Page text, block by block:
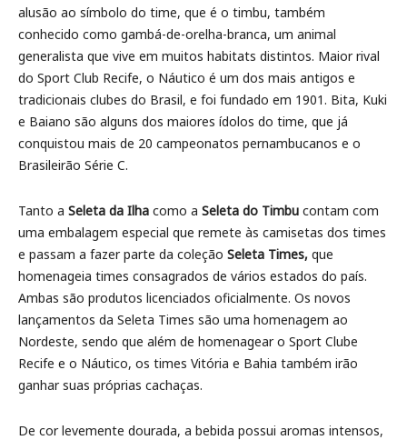
alusão ao símbolo do time, que é o timbu, também
conhecido como gambá-de-orelha-branca, um animal
generalista que vive em muitos habitats distintos. Maior rival
do Sport Club Recife, o Náutico é um dos mais antigos e
tradicionais clubes do Brasil, e foi fundado em 1901. Bita, Kuki
e Baiano são alguns dos maiores ídolos do time, que já
conquistou mais de 20 campeonatos pernambucanos e o
Brasileirão Série C.
Tanto a Seleta da Ilha como a Seleta do Timbu contam com
uma embalagem especial que remete às camisetas dos times
e passam a fazer parte da coleção Seleta Times, que
homenageia times consagrados de vários estados do país.
Ambas são produtos licenciados oficialmente. Os novos
lançamentos da Seleta Times são uma homenagem ao
Nordeste, sendo que além de homenagear o Sport Clube
Recife e o Náutico, os times Vitória e Bahia também irão
ganhar suas próprias cachaças.
De cor levemente dourada, a bebida possui aromas intensos,